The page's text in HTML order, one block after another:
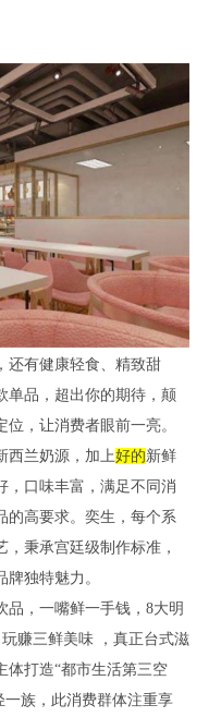
有健康轻食、精致甜
单品，超出你的期待，颠
，让消费者眼前一亮。
西兰奶源，加上好的新鲜
，口味丰富，满足不同消
的高要求。奕生，每个系
秉承宫廷级制作标准，
独特魅力。
，一嘴鲜一手钱，8大明
赚三鲜美味 ，真正台式滋
体打造“都市生活第三空
一族，此消费群体注重享